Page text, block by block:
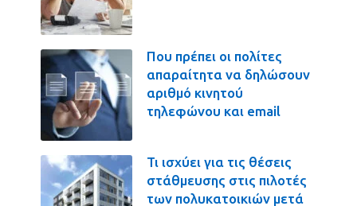
Που πρέπει οι πολίτες
απαραίτητα να δηλώσουν
αριθμό κινητού
τηλεφώνου και email
Τι ισχύει για τις θέσεις
στάθμευσης στις πιλοτές
των πολυκατοικιών μετά